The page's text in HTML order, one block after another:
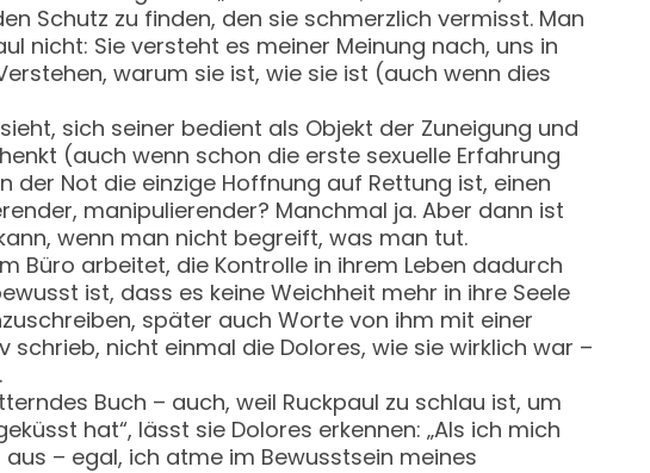
Schutz zu finden, den sie schmerzlich vermisst. Man
nicht: Sie versteht es meiner Meinung nach, uns in
warum sie ist, wie sie ist (auch wenn dies
sich seiner bedient als Objekt der Zuneigung und
(auch wenn schon die erste sexuelle Erfahrung
Not die einzige Hoffnung auf Rettung ist, einen
manipulierender? Manchmal ja. Aber dann ist
wenn man nicht begreift, was man tut.
Büro arbeitet, die Kontrolle in ihrem Leben dadurch
ist, dass es keine Weichheit mehr in ihre Seele
später auch Worte von ihm mit einer
schrieb, nicht einmal die Dolores, wie sie wirklich war –
Buch – auch, weil Ruckpaul zu schlau ist, um
hat“, lässt sie Dolores erkennen: „Als ich mich
– egal, ich atme im Bewusstsein meines